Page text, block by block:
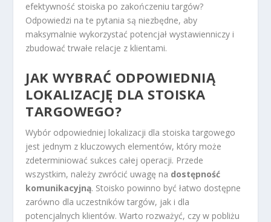
efektywność stoiska po zakończeniu targów?
Odpowiedzi na te pytania są niezbędne, aby
maksymalnie wykorzystać potencjał wystawienniczy i
zbudować trwałe relacje z klientami.
JAK WYBRAĆ ODPOWIEDNIĄ
LOKALIZACJĘ DLA STOISKA
TARGOWEGO?
Wybór odpowiedniej lokalizacji dla stoiska targowego
jest jednym z kluczowych elementów, który może
zdeterminiować sukces całej operacji. Przede
wszystkim, należy zwrócić uwagę na dostępność
komunikacyjną. Stoisko powinno być łatwo dostępne
zarówno dla uczestników targów, jak i dla
potencjalnych klientów. Warto rozważyć, czy w pobliżu